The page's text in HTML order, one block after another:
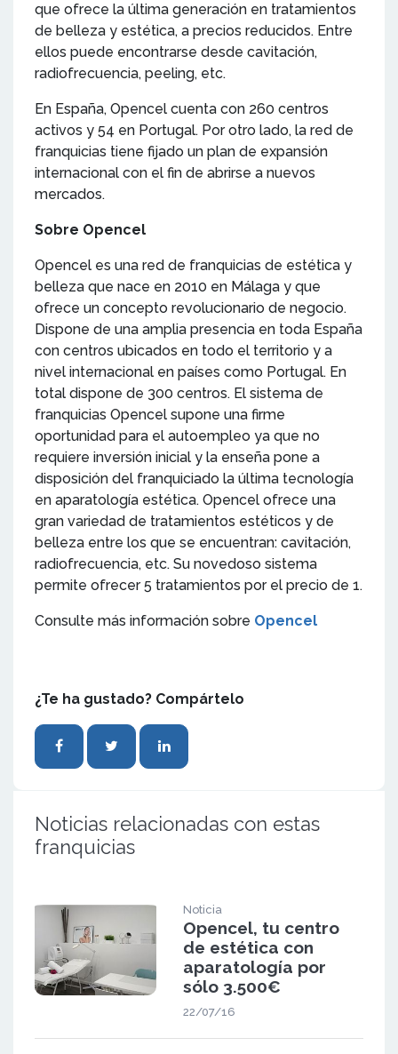
que ofrece la última generación en tratamientos
de belleza y estética, a precios reducidos. Entre
ellos puede encontrarse desde cavitación,
radiofrecuencia, peeling, etc.
En España, Opencel cuenta con 260 centros
activos y 54 en Portugal. Por otro lado, la red de
franquicias tiene fijado un plan de expansión
internacional con el fin de abrirse a nuevos
mercados.
Sobre Opencel
Opencel es una red de franquicias de estética y
belleza que nace en 2010 en Málaga y que
ofrece un concepto revolucionario de negocio.
Dispone de una amplia presencia en toda España
con centros ubicados en todo el territorio y a
nivel internacional en países como Portugal. En
total dispone de 300 centros. El sistema de
franquicias Opencel supone una firme
oportunidad para el autoempleo ya que no
requiere inversión inicial y la enseña pone a
disposición del franquiciado la última tecnología
en aparatología estética. Opencel ofrece una
gran variedad de tratamientos estéticos y de
belleza entre los que se encuentran: cavitación,
radiofrecuencia, etc. Su novedoso sistema
permite ofrecer 5 tratamientos por el precio de 1.
Consulte más información sobre Opencel
¿Te ha gustado? Compártelo
Noticias relacionadas con estas
franquicias
Noticia
Opencel, tu centro
de estética con
aparatología por
sólo 3.500€
22/07/16